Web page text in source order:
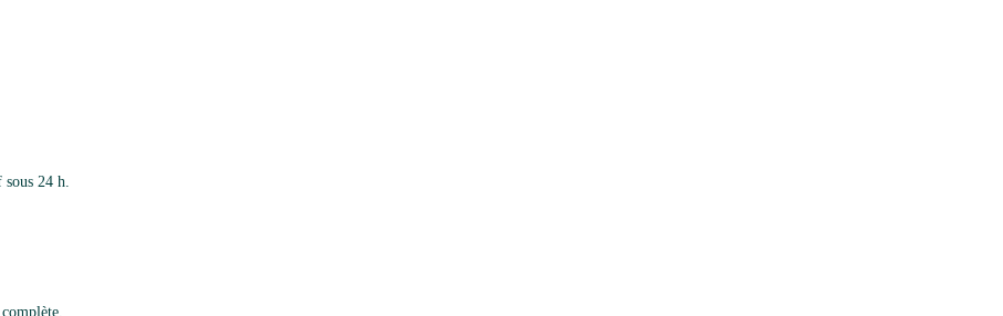
24 h.